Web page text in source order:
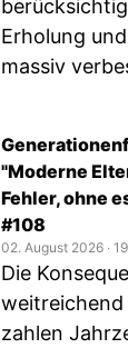
Erholung
massiv
"Moderne
Fehler, ohne
#108
02. August 2026 ‧
Die
zahlen